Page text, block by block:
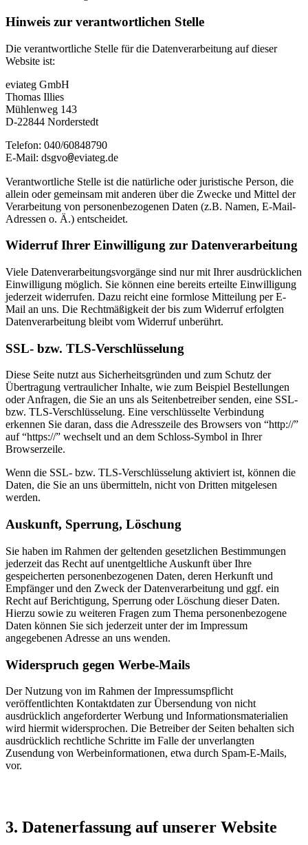
Hinweis zur verantwortlichen Stelle
Die verantwortliche Stelle für die Datenverarbeitung auf dieser
Website ist:
eviateg GmbH
Thomas Illies
Mühlenweg 143
D-22844 Norderstedt
Telefon: 040/60848790
E-Mail: dsgvo@eviateg.de
Verantwortliche Stelle ist die natürliche oder juristische Person, die
allein oder gemeinsam mit anderen über die Zwecke und Mittel der
Verarbeitung von personenbezogenen Daten (z.B. Namen, E-Mail-
Adressen o. Ä.) entscheidet.
Widerruf Ihrer Einwilligung zur Datenverarbeitung
Viele Datenverarbeitungsvorgänge sind nur mit Ihrer ausdrücklichen
Einwilligung möglich. Sie können eine bereits erteilte Einwilligung
jederzeit widerrufen. Dazu reicht eine formlose Mitteilung per E-
Mail an uns. Die Rechtmäßigkeit der bis zum Widerruf erfolgten
Datenverarbeitung bleibt vom Widerruf unberührt.
SSL- bzw. TLS-Verschlüsselung
Diese Seite nutzt aus Sicherheitsgründen und zum Schutz der
Übertragung vertraulicher Inhalte, wie zum Beispiel Bestellungen
oder Anfragen, die Sie an uns als Seitenbetreiber senden, eine SSL-
bzw. TLS-Verschlüsselung. Eine verschlüsselte Verbindung
erkennen Sie daran, dass die Adresszeile des Browsers von “http://”
auf “https://” wechselt und an dem Schloss-Symbol in Ihrer
Browserzeile.
Wenn die SSL- bzw. TLS-Verschlüsselung aktiviert ist, können die
Daten, die Sie an uns übermitteln, nicht von Dritten mitgelesen
werden.
Auskunft, Sperrung, Löschung
Sie haben im Rahmen der geltenden gesetzlichen Bestimmungen
jederzeit das Recht auf unentgeltliche Auskunft über Ihre
gespeicherten personenbezogenen Daten, deren Herkunft und
Empfänger und den Zweck der Datenverarbeitung und ggf. ein
Recht auf Berichtigung, Sperrung oder Löschung dieser Daten.
Hierzu sowie zu weiteren Fragen zum Thema personenbezogene
Daten können Sie sich jederzeit unter der im Impressum
angegebenen Adresse an uns wenden.
Widerspruch gegen Werbe-Mails
Der Nutzung von im Rahmen der Impressumspflicht
veröffentlichten Kontaktdaten zur Übersendung von nicht
ausdrücklich angeforderter Werbung und Informationsmaterialien
wird hiermit widersprochen. Die Betreiber der Seiten behalten sich
ausdrücklich rechtliche Schritte im Falle der unverlangten
Zusendung von Werbeinformationen, etwa durch Spam-E-Mails,
vor.
3. Datenerfassung auf unserer Website